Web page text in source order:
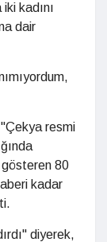
kadını
dair
resmi
gösteren 80
kadar
diyerek,